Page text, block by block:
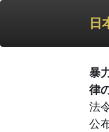
日
暴
律
法
公